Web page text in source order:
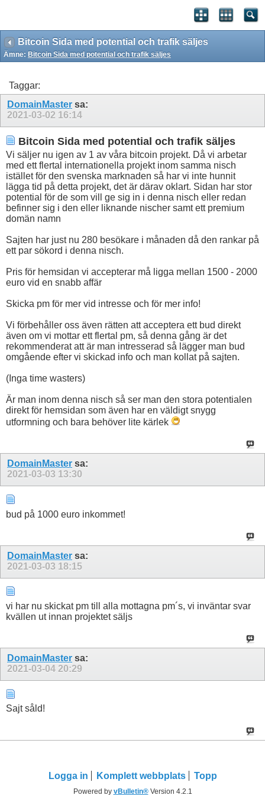
Bitcoin Sida med potential och trafik säljes
Ämne: Bitcoin Sida med potential och trafik säljes
Taggar:
DomainMaster sa:
2021-03-02 16:14
Bitcoin Sida med potential och trafik säljes
Vi säljer nu igen av 1 av våra bitcoin projekt. Då vi arbetar
med ett flertal internationella projekt inom samma nisch
istället för den svenska marknaden så har vi inte hunnit
lägga tid på detta projekt, det är därav oklart. Sidan har stor
potential för de som vill ge sig in i denna nisch eller redan
befinner sig i den eller liknande nischer samt ett premium
domän namn
Sajten har just nu 280 besökare i månaden då den rankar på
ett par sökord i denna nisch.
Pris för hemsidan vi accepterar må ligga mellan 1500 - 2000
euro vid en snabb affär
Skicka pm för mer vid intresse och för mer info!
Vi förbehåller oss även rätten att acceptera ett bud direkt
även om vi mottar ett flertal pm, så denna gång är det
rekommenderat att är man intresserad så lägger man bud
omgående efter vi skickad info och man kollat på sajten.
(Inga time wasters)
Är man inom denna nisch så ser man den stora potentialen
direkt för hemsidan som även har en väldigt snygg
utformning och bara behöver lite kärlek
DomainMaster sa:
2021-03-03 13:30
bud på 1000 euro inkommet!
DomainMaster sa:
2021-03-03 18:15
vi har nu skickat pm till alla mottagna pm´s, vi inväntar svar
kvällen ut innan projektet säljs
DomainMaster sa:
2021-03-04 20:29
Sajt såld!
Logga in Komplett webbplats Topp
Powered by vBulletin®Version 4.2.1